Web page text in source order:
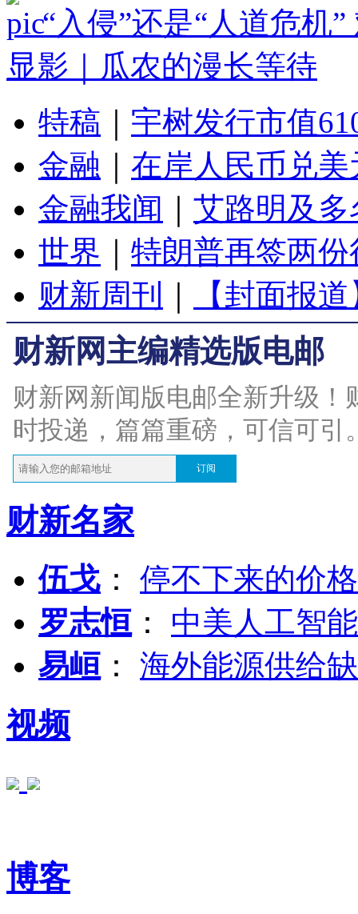
“入侵”还是“人道危机
显影｜瓜农的漫长等待
特稿
宇树发行市值
金融
在岸人民币兑
金融我闻
艾路明及
世界
特朗普再签两
财新周刊
【封面报
财新网主编精选版电邮
财新网新闻版电邮全新升级
时投递，篇篇重磅，可信可引
订阅
财新名家
伍戈 ： 停不下来的价
罗志恒 ： 中美人工智
易峘 ： 海外能源供给
视频
博客